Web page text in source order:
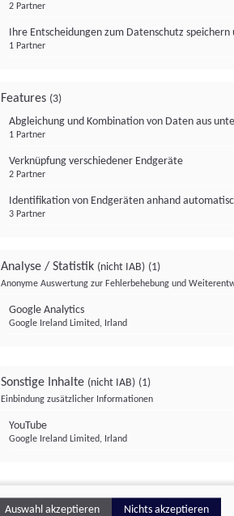
2 Partner
Ihre Entscheidungen zum Datenschutz
1 Partner
Features (3)
Abgleichung und Kombination von Daten aus
1 Partner
Verknüpfung verschiedener Endgeräte
2 Partner
Identifikation von Endgeräten anhand
3 Partner
Analyse / Statistik (nicht IAB) (1)
Anonyme Auswertung zur Fehlerbehebung und
Google Analytics
Google Ireland Limited, Irland
Sonstige Inhalte (nicht IAB) (1)
Einbindung zusätzlicher Informationen
YouTube
Google Ireland Limited, Irland
Auswahl akzeptieren Nichts akzeptieren